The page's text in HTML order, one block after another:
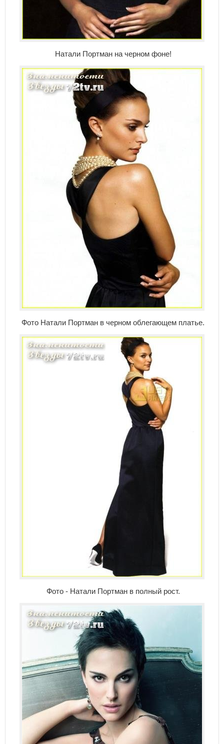
Натали Портман на черном фоне!
Фото Натали Портман в черном облегающем платье.
Фото - Натали Портман в полный рост.